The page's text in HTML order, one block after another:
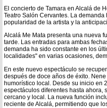
El concierto de Tamara en Alcalá de
Teatro Salón Cervantes. La
popularidad de la artista y la
Alcalá Me Mata presenta una nueva
tarde. Las entradas para ambas
demanda ha sido constante en los
localidades" en varias ocasiones,
En este nuevo espectáculo se
después de doce años de éxito.
humorístico local. Desde su inicio en
espectáculos diferentes hasta ahora,
cercano y local. La nueva función
reciente de Alcalá, permitiendo que